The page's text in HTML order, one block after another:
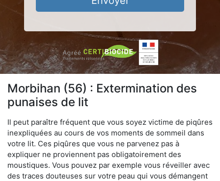
Morbihan (56) : Extermination des
punaises de lit
Il peut paraître fréquent que vous soyez victime de piqûres
inexpliquées au cours de vos moments de sommeil dans
votre lit. Ces piqûres que vous ne parvenez pas à
expliquer ne proviennent pas obligatoirement des
moustiques. Vous pouvez par exemple vous réveiller avec
des traces douteuses sur votre peau qui vous démangent